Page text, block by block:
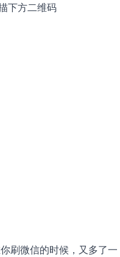
下方二维码
刷微信的时候，又多了一